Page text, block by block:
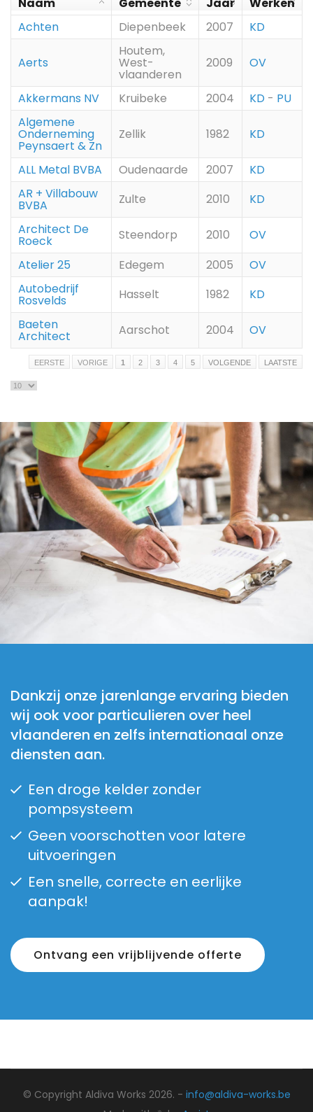
Achten
Diepenbeek 2007 KD
Aerts
Houtem,
West-
vlaanderen
2009 OV
Akkermans NV Kruibeke 2004 KD - PU
Algemene
Onderneming
Peynsaert & Zn
Zellik 1982 KD
ALL Metal BVBA Oudenaarde 2007
KD
AR + Villabouw
BVBA Zulte 2010
KD
Architect De
Roeck Steendorp 2010
OV
Atelier 25
Edegem 2005
OV
Autobedrijf
Rosvelds Hasselt 1982
KD
Baeten
Architect Aarschot 2004 OV
EERSTE VORIGE 1 2 3 4 5 VOLGENDE LAATSTE
Dankzij onze jarenlange ervaring bieden
wij ook voor particulieren over heel
vlaanderen en zelfs internationaal onze
diensten aan.
Een droge kelder zonder
pompsysteem
Geen voorschotten voor latere
uitvoeringen
Een snelle, correcte en eerlijke
aanpak!
Ontvang een vrijblijvende offerte
© Copyright Aldiva Works 2026. - info@aldiva-works.be